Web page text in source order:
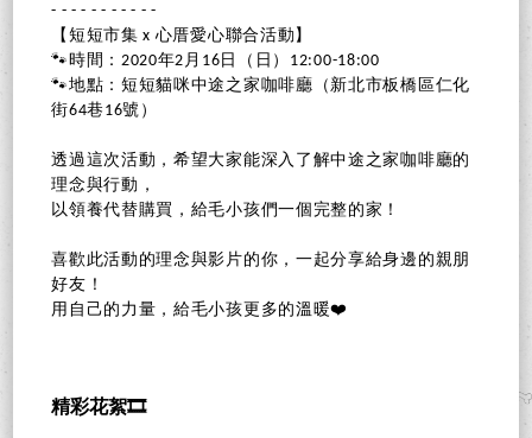
- - - - - - - - - - -
【短短市集 x 心厝愛心聯合活動】
🐾時間：2020年2月16日（日）12:00-18:00
🐾地點：短短貓咪中途之家咖啡廳（新北市板橋區仁化
街64巷16號）
透過這次活動，希望大家能深入了解中途之家咖啡廳的
理念與行動，
以領養代替購買，給毛小孩們一個完整的家！
喜歡此活動的理念與影片的你，一起分享給身邊的親朋
好友！
用自己的力量，給毛小孩更多的溫暖❤️
精彩花絮🎞️